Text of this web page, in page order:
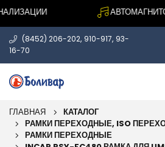
(8452) 206-202, 910-917, 93-
16-70
ГЛАВНАЯ
КАТАЛОГ
РАМКИ ПЕРЕХОДНЫЕ, ISO
РАМКИ ПЕРЕХОДНЫЕ